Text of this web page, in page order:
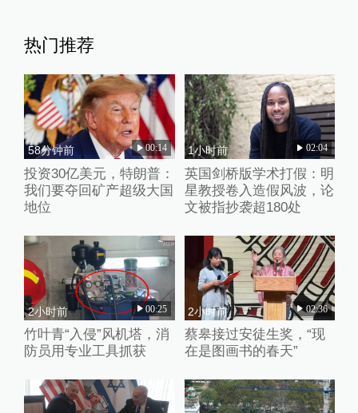
热门推荐
58分钟前 00:14
投资30亿美元，特朗普：
我们要夺回矿产超级大国
地位
1小时前 02:04
英国剑桥版学术打假：明
星教授卷入造假风波，论
文被指抄袭超180处
2小时前 00:25
竹叶青“入侵”风机塔，消
防员用专业工具抓获
2小时前 02:36
蔡皋接过安徒生奖，“现
在是图画书的春天”